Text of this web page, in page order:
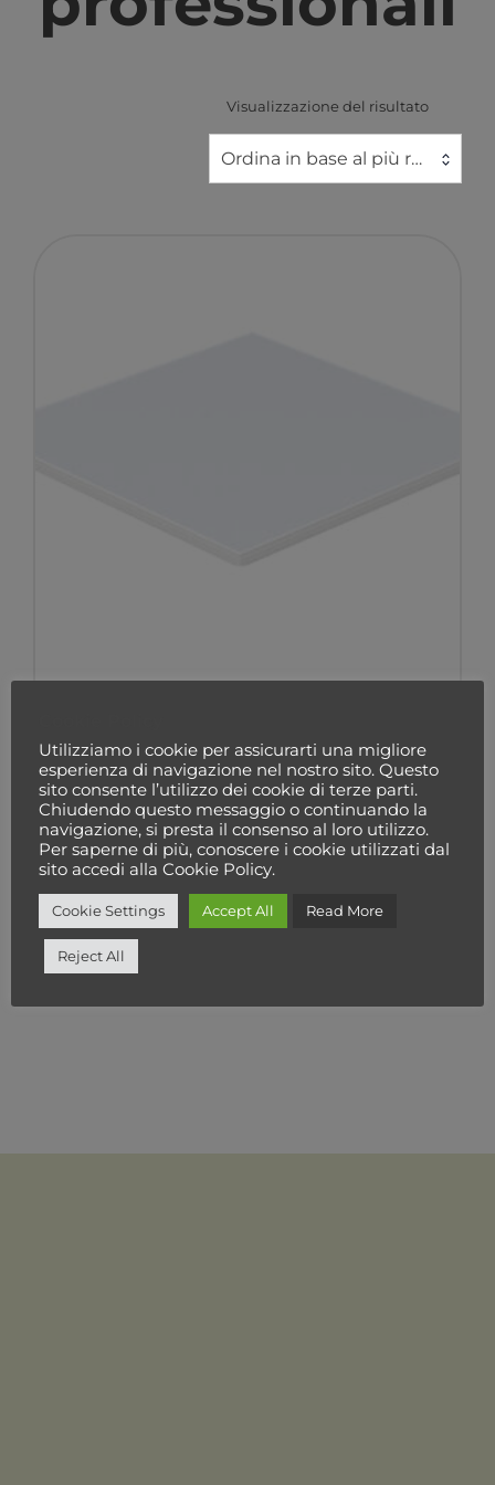
Visualizzazione del risultato
Ordina in base al più recente
Aggiungi al carrello
Utilizziamo i cookie per assicurarti una migliore
esperienza di navigazione nel nostro sito. Questo
sito consente l’utilizzo dei cookie di terze parti.
Chiudendo questo messaggio o continuando la
navigazione, si presta il consenso al loro utilizzo.
Per saperne di più, conoscere i cookie utilizzati dal
sito accedi alla Cookie Policy.
Cookie Settings Accept All Read More
Reject All